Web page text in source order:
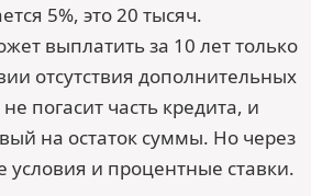
5%, это 20 тысяч.
выплатить за 10 лет только
отсутствия дополнительных
погасит часть кредита, и
на остаток суммы. Но через
условия и процентные ставки.